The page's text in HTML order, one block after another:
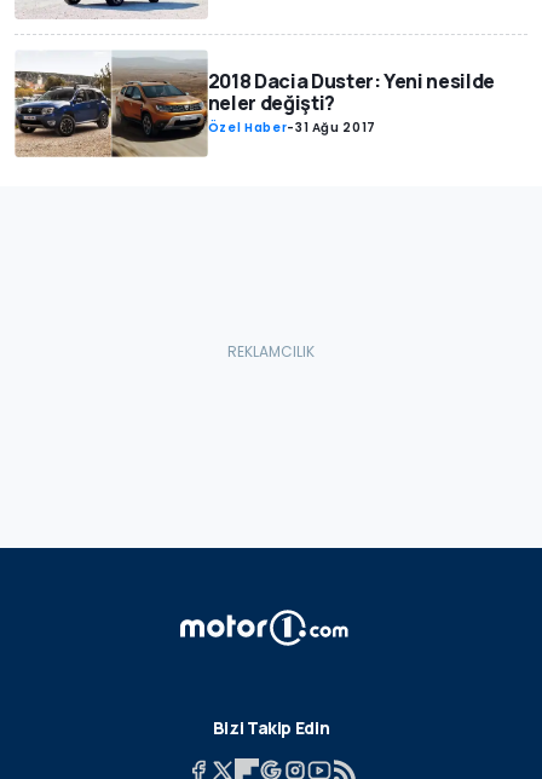
2018 Dacia Duster: Yeni nesilde
neler değişti?
Özel Haber-31 Ağu 2017
Bizi Takip Edin